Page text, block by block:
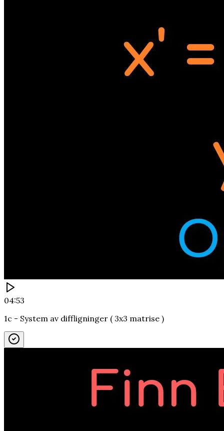
04:53
1c - System av diffligninger ( 3x3 matrise )